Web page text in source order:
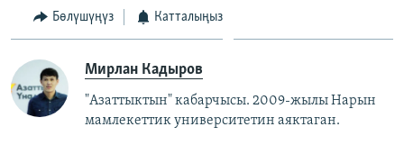
Бөлүшүңүз Катталыңыз
Мирлан Кадыров
"Азаттыктын" кабарчысы. 2009-жылы Нарын
мамлекеттик университетин аяктаган.